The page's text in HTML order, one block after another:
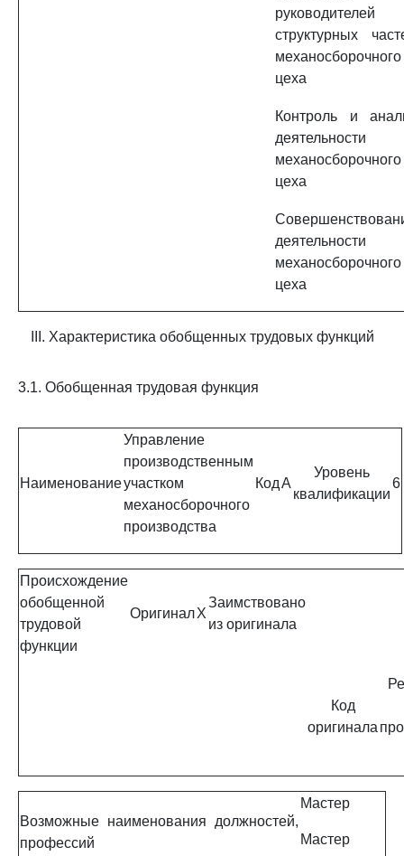
руководителей
структурных
механосборочного
цеха
Контроль и
деятельности
механосборочного
цеха
деятельности
механосборочного
цеха
III. Характеристика обобщенных трудовых функций
3.1. Обобщенная трудовая функция
Наименование
Управление
производственным
участком
механосборочного
производства
КодA
Уровень
квалификации
6
Происхождение
обобщенной
трудовой
функции
ОригиналX
Заимствовано
из оригинала
Код
оригинала
Возможные наименования должностей,
профессий
Мастер
Мастер